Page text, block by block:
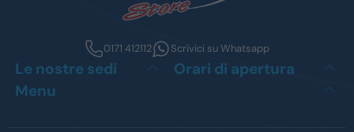
0171 412112 Scrivici su Whatsapp
Le nostre sedi
Orari di apertura
Menu